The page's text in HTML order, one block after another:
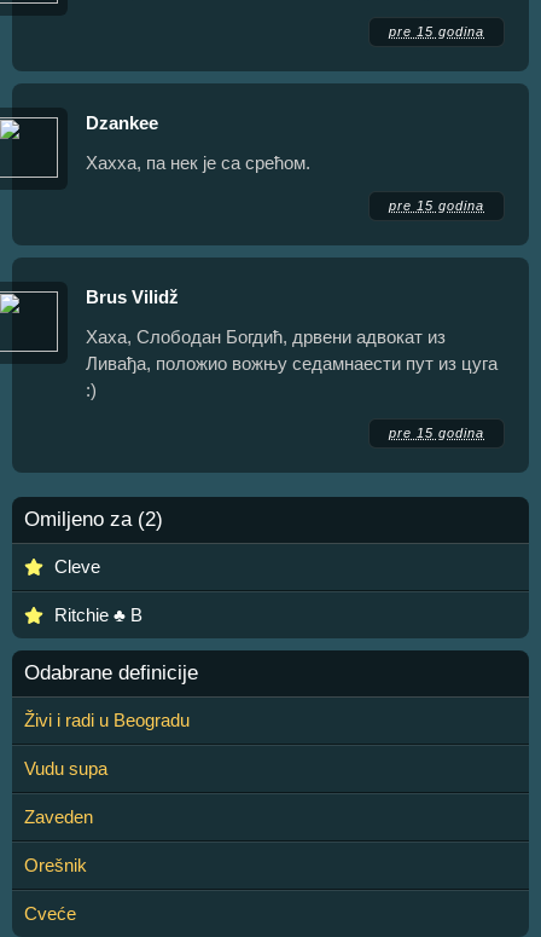
pre 15 godina
Dzankee
Хахха, па нек је са срећом.
pre 15 godina
Brus Vilidž
Хаха, Слободан Богдић, дрвени адвокат из
Ливађа, положио вожњу седамнаести пут из цуга
:)
pre 15 godina
Omiljeno za (2)
Cleve
Ritchie ♣ B
Odabrane definicije
Živi i radi u Beogradu
Vudu supa
Zaveden
Orešnik
Cveće